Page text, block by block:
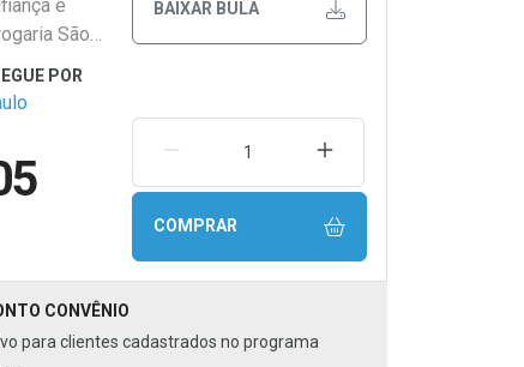
e
São
BAIXAR BULA
REMOVER UMA UNIDADEAUMENTAR UMA
COMPRAR
CONVÊNIO
para clientes cadastrados no programa